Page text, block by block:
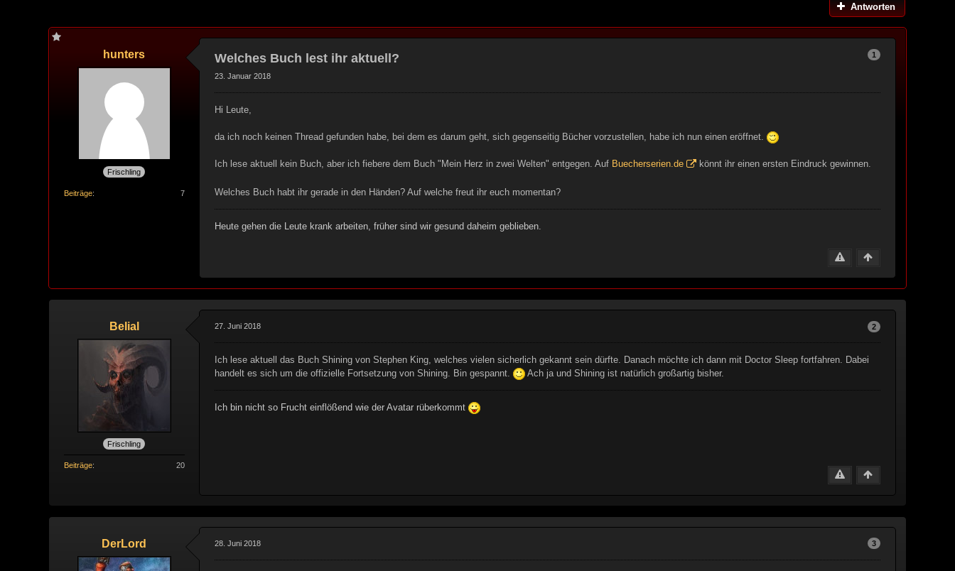
Antworten
hunters
Frischling
Beiträge 7
1
Welches Buch lest ihr aktuell?
23. Januar 2018
Hi Leute,
da ich noch keinen Thread gefunden habe, bei dem es darum geht, sich gegenseitig Bücher vorzustellen, habe ich nun einen eröffnet.
Ich lese aktuell kein Buch, aber ich fiebere dem Buch "Mein Herz in zwei Welten" entgegen. Auf Buecherserien.de könnt ihr einen ersten Eindruck gewinnen.
Welches Buch habt ihr gerade in den Händen? Auf welche freut ihr euch momentan?
Heute gehen die Leute krank arbeiten, früher sind wir gesund daheim geblieben.
Belial
Frischling
Beiträge 20
2
27. Juni 2018
Ich lese aktuell das Buch Shining von Stephen King, welches vielen sicherlich gekannt sein dürfte. Danach möchte ich dann mit Doctor Sleep fortfahren. Dabei
handelt es sich um die offizielle Fortsetzung von Shining. Bin gespannt.
Ach ja und Shining ist natürlich großartig bisher.
Ich bin nicht so Frucht einflößend wie der Avatar rüberkommt
DerLord 3
28. Juni 2018